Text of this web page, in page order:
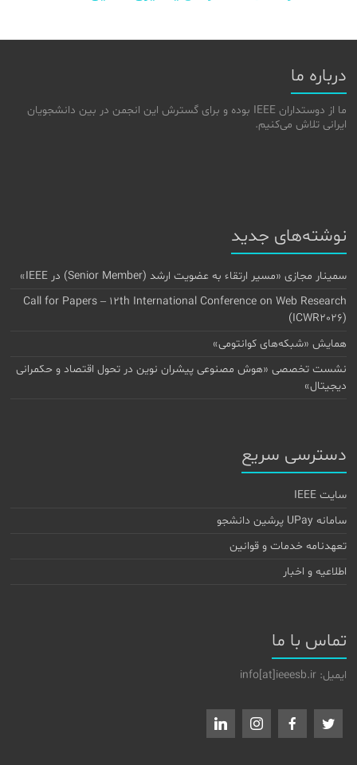
درباره ما
ما از دوستداران IEEE بوده و برای گسترش این انجمن در بین دانشجویان
ایرانی تلاش می‌کنیم.
نوشته‌های جدید
سمینار مجازی «مسیر ارتقاء به عضویت ارشد (Senior Member) در IEEE»
Call for Papers – 12th International Conference on Web Research
(ICWR2026)
همایش «شبکه‌های کوانتومی»
نشست تخصصی «هوش مصنوعی پیشران نوین در تحول اقتصاد و حکمرانی
دیجیتال»
دسترسی سریع
سایت IEEE
سامانه UPay پرشین دانشجو
تعهدنامه خدمات و قوانین
اطلاعیه و اخبار
تماس با ما
ایمیل: info[at]ieeesb.ir